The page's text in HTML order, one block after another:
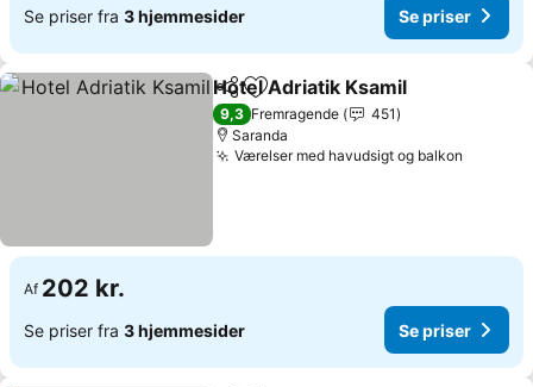
Se priser fra 3 hjemmesider Se priser
Del Føj til favoritter
Hotel Adriatik Ksamil
9,3 Fremragende
451
Saranda
Værelser med havudsigt og balkon
Af 202 kr.
Se priser fra 3 hjemmesider Se priser